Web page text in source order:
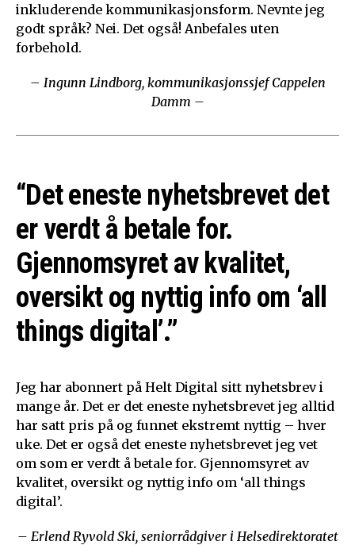
inkluderende kommunikasjonsform. Nevnte jeg
godt språk? Nei. Det også! Anbefales uten
forbehold.
– Ingunn Lindborg, kommunikasjonssjef Cappelen
Damm –
“Det eneste nyhetsbrevet det
er verdt å betale for.
Gjennomsyret av kvalitet,
oversikt og nyttig info om ‘all
things digital’.”
Jeg har abonnert på Helt Digital sitt nyhetsbrev i
mange år. Det er det eneste nyhetsbrevet jeg alltid
har satt pris på og funnet ekstremt nyttig – hver
uke. Det er også det eneste nyhetsbrevet jeg vet
om som er verdt å betale for. Gjennomsyret av
kvalitet, oversikt og nyttig info om ‘all things
digital’.
– Erlend Ryvold Ski, seniorrådgiver i Helsedirektoratet